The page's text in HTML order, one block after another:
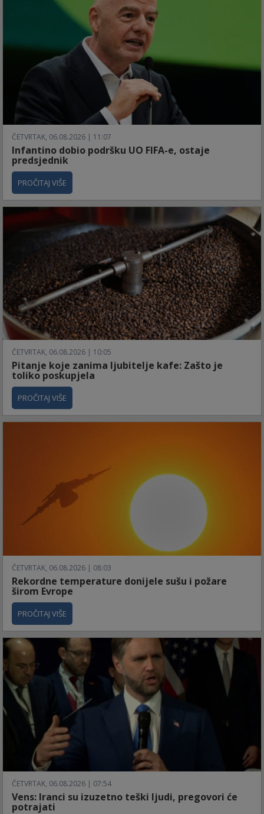
ČETVRTAK, 06.08.2026 | 11:07
Infantino dobio podršku UO FIFA-e, ostaje
predsjednik
PROČITAJ VIŠE
ČETVRTAK, 06.08.2026 | 10:05
Pitanje koje zanima ljubitelje kafe: Zašto je
toliko poskupjela
PROČITAJ VIŠE
ČETVRTAK, 06.08.2026 | 08:03
Rekordne temperature donijele sušu i požare
širom Evrope
PROČITAJ VIŠE
ČETVRTAK, 06.08.2026 | 07:54
Vens: Iranci su izuzetno teški ljudi, pregovori će
potrajati